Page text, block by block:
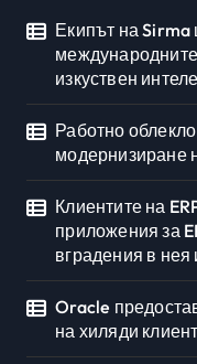
Екипът на Sirma
изкуствен
Работно
модернизиране
Клиентите на
приложения за
вградения в нея
Oracle
на хиляди